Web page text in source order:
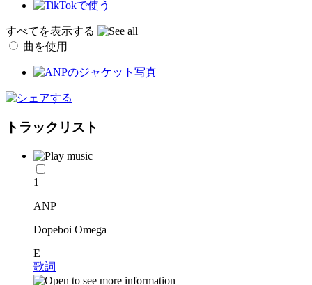
すべてを表示する
曲を使用
トラックリスト
1
ANP
Dopeboi Omega
E
歌詞